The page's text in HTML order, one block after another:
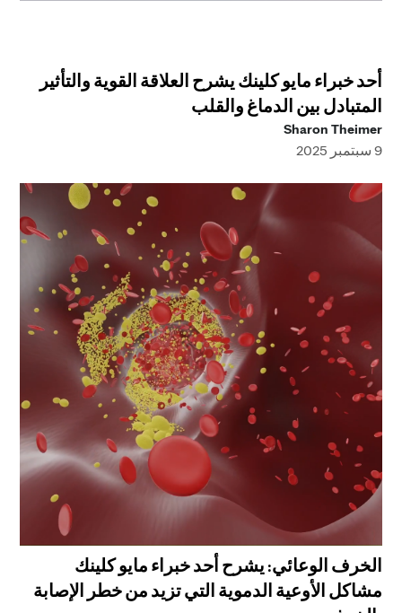
أحد خبراء مايو كلينك يشرح العلاقة القوية والتأثير
المتبادل بين الدماغ والقلب
Sharon Theimer
9 سبتمبر 2025
الخرف الوعائي: يشرح أحد خبراء مايو كلينك
مشاكل الأوعية الدموية التي تزيد من خطر الإصابة